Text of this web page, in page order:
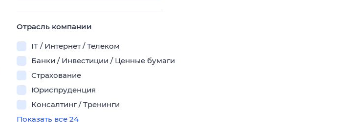
Отрасль компании
IT / Интернет / Телеком
Банки / Инвестиции / Ценные бумаги
Страхование
Юриспруденция
Консалтинг / Тренинги
Показать все 24